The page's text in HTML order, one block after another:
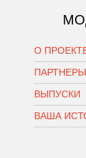
О
ПАРТНЕРЫ
ВЫПУСКИ
ВАША